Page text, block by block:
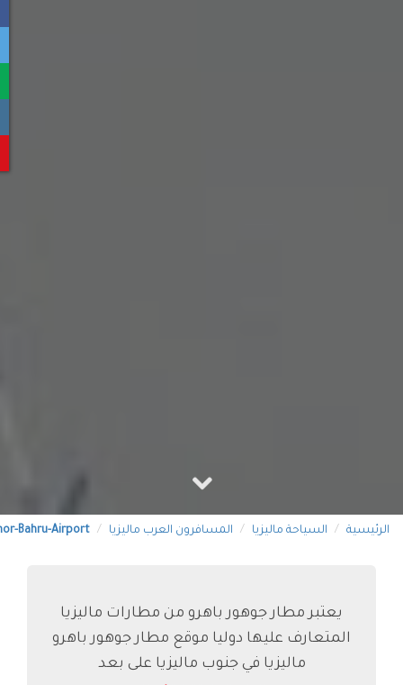
الرئيسية السياحة ماليزيا المسافرون العرب ماليزيا Bahru-Airport
يعتبر مطار جوهور باهرو من مطارات ماليزيا
المتعارف عليها دوليا موقع مطار جوهور باهرو
ماليزيا في جنوب ماليزيا على بعد